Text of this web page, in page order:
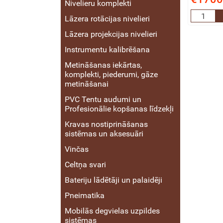
Nivelieru komplekti
Lāzera rotācijas nivelieri
Lāzera projekcijas nivelieri
Instrumentu kalibrēšana
Metināšanas iekārtas,
komplekti, piederumi, gāze
metināšanai
PVC Tentu audumi un
Profesionālie kopšanas līdzekļi
Kravas nostiprināšanas
sistēmas un aksesuāri
Vinčas
Celtņa svari
Bateriju lādētāji un palaidēji
Pneimatika
Mobilās degvielas uzpildes
sistēmas